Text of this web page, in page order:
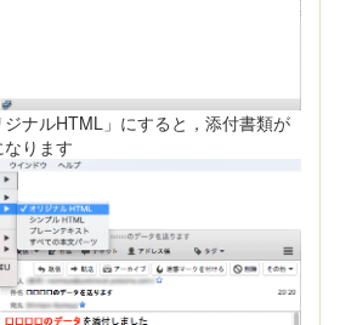
ナルHTML」にすると，添付書類が
ります